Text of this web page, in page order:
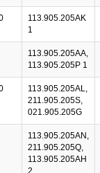
113.905.205AK
1
113.905.205AA,
113.905.205P 1
113.905.205AL,
211.905.205S,
021.905.205G
113.905.205AN,
211.905.205Q,
113.905.205AH
2